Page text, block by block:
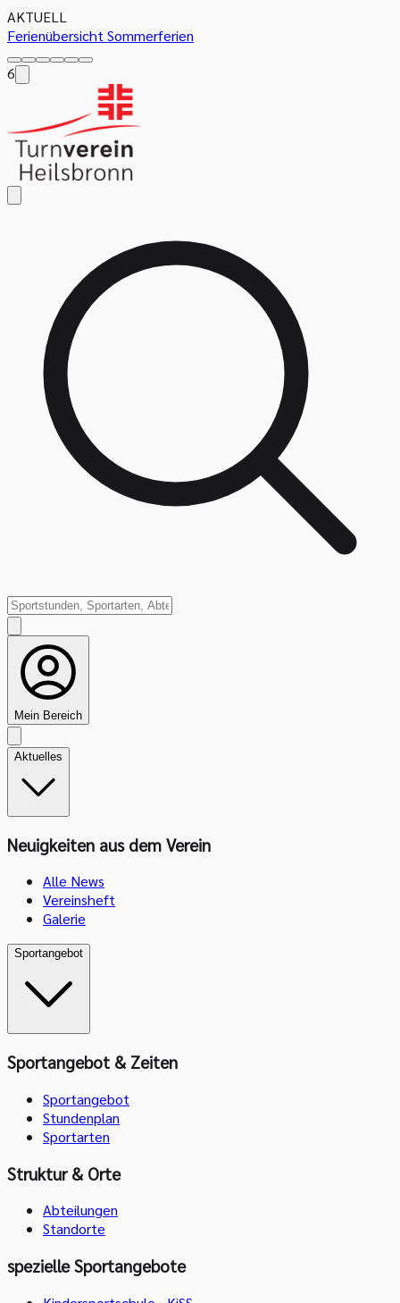
AKTUELL
Ferienübersicht Sommerferien
6
Mein Bereich
Aktuelles
Neuigkeiten aus dem Verein
Alle News
Vereinsheft
Galerie
Sportangebot
Sportangebot & Zeiten
Sportangebot
Stundenplan
Sportarten
Struktur & Orte
Abteilungen
Standorte
spezielle Sportangebote